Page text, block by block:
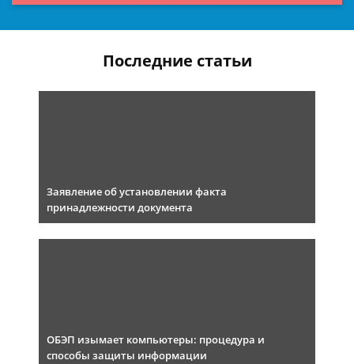
Последние статьи
Заявление об установлении факта
принадлежности документа
ОБЭП изымает компьютеры: процедура и
способы защиты информации